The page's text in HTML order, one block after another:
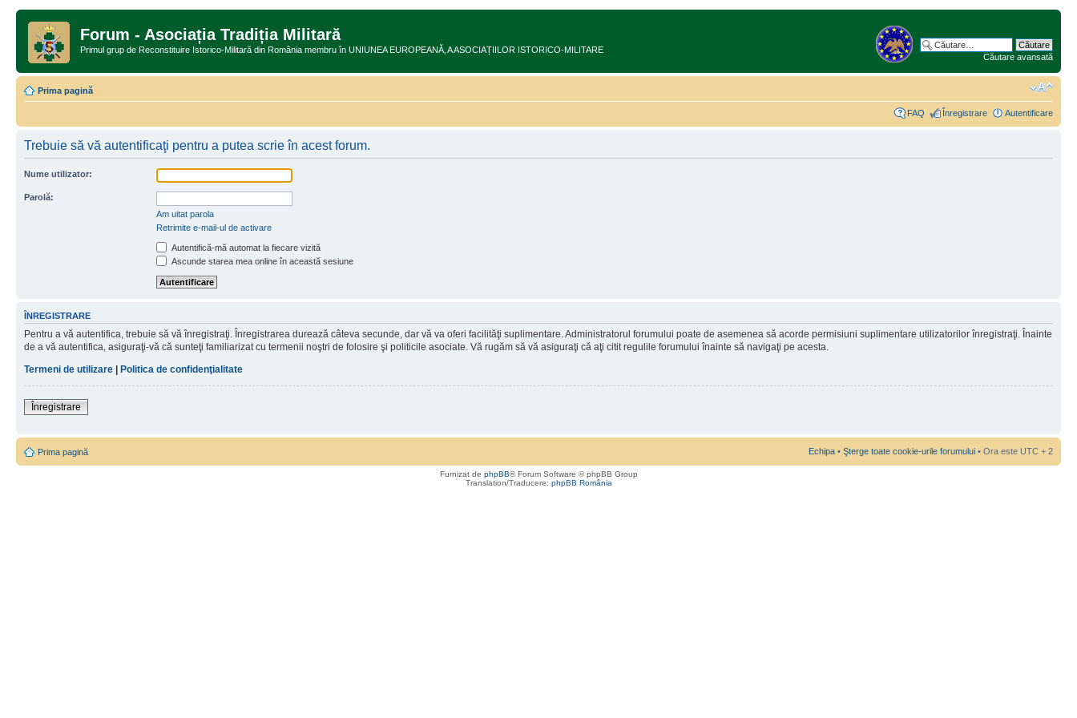
Forum - Asociația Tradiția Militară
Primul grup de Reconstituire Istorico-Militară din România membru în UNIUNEA EUROPEANĂ‚ A ASOCIAȚIILOR ISTORICO-MILITARE
Căutare avansată
Prima pagină
FAQ Înregistrare Autentificare
Trebuie să vă autentificaţi pentru a putea scrie în acest forum.
Nume utilizator:
Parolă:
Am uitat parola
Retrimite e-mail-ul de activare
Autentifică-mă automat la fiecare vizită
Ascunde starea mea online în această sesiune
ÎNREGISTRARE
Pentru a vă autentifica, trebuie să vă înregistraţi. Înregistrarea durează câteva secunde, dar vă va oferi facilităţi suplimentare. Administratorul forumului poate de asemenea să acorde permisiuni suplimentare utilizatorilor înregistraţi. Înainte
de a vă autentifica, asiguraţi-vă că sunteţi familiarizat cu termenii noştri de folosire şi politicile asociate. Vă rugăm să vă asiguraţi că aţi citit regulile forumului înainte să navigaţi pe acesta.
Termeni de utilizare
Politica de confidenţialitate
Înregistrare
Prima pagină Echipa • Şterge toate cookie-urile forumului • Ora este UTC + 2
Furnizat de phpBB® Forum Software © phpBB Group
Translation/Traducere: phpBB România